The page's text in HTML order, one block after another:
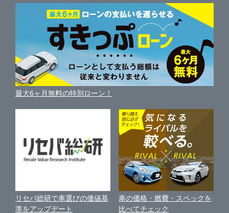
中古車人気ランキング
自動車ローンを調べる
ガリバーの自動車ローン
車買い替えの基礎知識
近くのお店で車を探す
車を売る時よくある質問
便利な査定サービス
中古車買取相場（毎月更新）
車の個人売買ガイド
新車・中古車カタログ
車の燃費を調べる
車種別クチコミ
車比較サイト
サイトマップ
サイトの使用条件
利用規約
保険代理店業務に関する基本方針
古物営業法に基づく表示
お客様の声
最大6ヶ月無料の特別ローン！
リセバ総研で車選びの価値基
準をアップデート
車の価格・燃費・スペックを
比べてチェック